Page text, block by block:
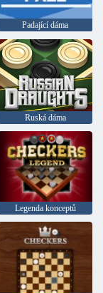
Padající dáma
Ruská dáma
Legenda konceptů